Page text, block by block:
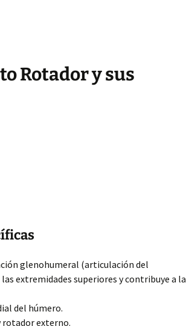
Rotador y sus
glenohumeral (articulación del
extremidades superiores y contribuye a la
del húmero.
rotador externo.